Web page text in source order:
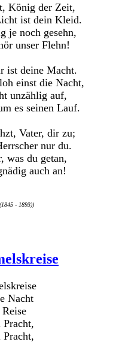
König der Zeit,
ist dein Kleid.
je noch gesehn,
unser Flehn!
ist deine Macht.
einst die Nacht,
unzählig auf,
es seinen Lauf.
Vater, dir zu;
nur du.
was du getan,
auch an!
- 1893))
Nacht